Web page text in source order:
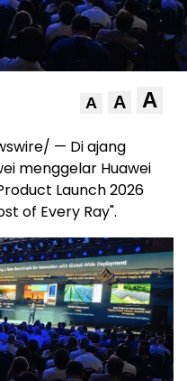
A A A
— Di ajang
menggelar Huawei
Launch 2026
of Every Ray".